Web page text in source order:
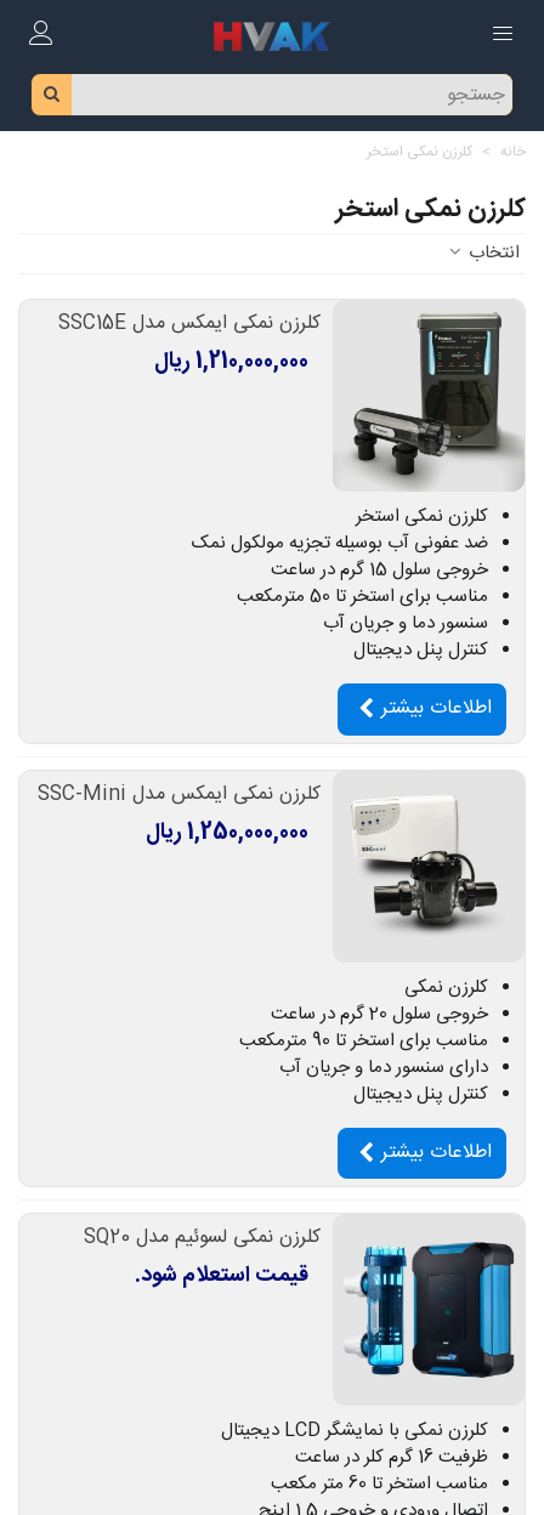
خانه > کلرزن نمکی استخر
کلرزن نمکی استخر
انتخاب
کلرزن نمکی ایمکس مدل SSC15E
1,210,000,000 ریال
کلرزن نمکی استخر
ضد عفونی آب بوسیله تجزیه مولکول نمک
خروجی سلول 15 گرم در ساعت
مناسب برای استخر تا 50 مترمکعب
سنسور دما و جریان آب
کنترل پنل دیجیتال
اطلاعات بیشتر
کلرزن نمکی ایمکس مدل SSC-Mini
1,250,000,000 ریال
کلرزن نمکی
خروجی سلول 20 گرم در ساعت
مناسب برای استخر تا 90 مترمکعب
دارای سنسور دما و جریان آب
کنترل پنل دیجیتال
اطلاعات بیشتر
کلرزن نمکی لسوئیم مدل SQ20
قیمت استعلام شود.
کلرزن نمکی با نمایشگر LCD دیجیتال
ظرفیت 16 گرم کلر در ساعت
مناسب استخر تا 60 متر مکعب